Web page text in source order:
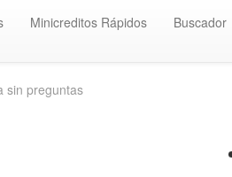
Minicreditos Rápidos Buscador
sin preguntas